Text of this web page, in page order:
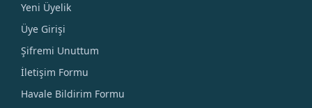
Yeni Üyelik
Üye Girişi
Şifremi Unuttum
İletişim Formu
Havale Bildirim Formu